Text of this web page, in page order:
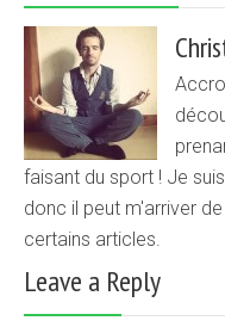
faisant du sport ! Je
donc il peut m'arriver
certains articles.
Leave a Reply